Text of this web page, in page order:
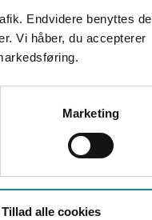
Endvidere benyttes de
Vi håber, du accepterer
Marketing
Tillad alle cookies